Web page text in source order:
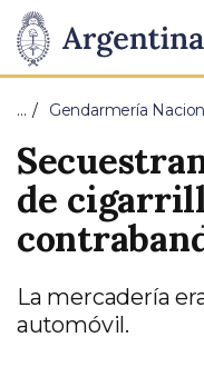
Presidencia
de
la
Nación
Pasar al contenido
… Gendarmería
de
La mercadería
automóvil.